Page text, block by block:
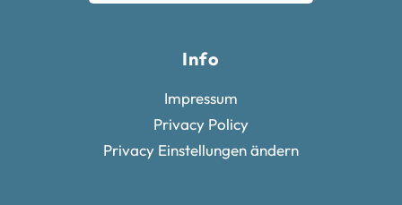
Info
Impressum
Privacy Policy
Privacy Einstellungen ändern